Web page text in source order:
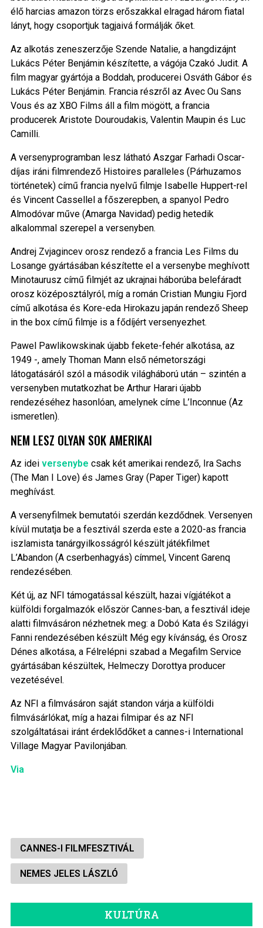
élő harcias amazon törzs erőszakkal elragad három fiatal
lányt, hogy csoportjuk tagjaivá formálják őket.
Az alkotás zeneszerzője Szende Natalie, a hangdizájnt
Lukács Péter Benjámin készítette, a vágója Czakó Judit. A
film magyar gyártója a Boddah, producerei Osváth Gábor és
Lukács Péter Benjámin. Francia részről az Avec Ou Sans
Vous és az XBO Films áll a film mögött, a francia
producerek Aristote Douroudakis, Valentin Maupin és Luc
Camilli.
A versenyprogramban lesz látható Aszgar Farhadi Oscar-
díjas iráni filmrendező Histoires paralleles (Párhuzamos
történetek) című francia nyelvű filmje Isabelle Huppert-rel
és Vincent Cassellel a főszerepben, a spanyol Pedro
Almodóvar műve (Amarga Navidad) pedig hetedik
alkalommal szerepel a versenyben.
Andrej Zvjagincev orosz rendező a francia Les Films du
Losange gyártásában készítette el a versenybe meghívott
Minotaurusz című filmjét az ukrajnai háborúba belefáradt
orosz középosztályról, míg a román Cristian Mungiu Fjord
című alkotása és Kore-eda Hirokazu japán rendező Sheep
in the box című filmje is a fődíjért versenyezhet.
Pawel Pawlikowskinak újabb fekete-fehér alkotása, az
1949 -, amely Thoman Mann első németországi
látogatásáról szól a második világháború után – szintén a
versenyben mutatkozhat be Arthur Harari újabb
rendezéséhez hasonlóan, amelynek címe L’Inconnue (Az
ismeretlen).
NEM LESZ OLYAN SOK AMERIKAI
Az idei versenybe csak két amerikai rendező, Ira Sachs
(The Man I Love) és James Gray (Paper Tiger) kapott
meghívást.
A versenyfilmek bemutatói szerdán kezdődnek. Versenyen
kívül mutatja be a fesztivál szerda este a 2020-as francia
iszlamista tanárgyilkosságról készült játékfilmet
L’Abandon (A cserbenhagyás) címmel, Vincent Garenq
rendezésében.
Két új, az NFI támogatással készült, hazai vígjátékot a
külföldi forgalmazók először Cannes-ban, a fesztivál ideje
alatti filmvásáron nézhetnek meg: a Dobó Kata és Szilágyi
Fanni rendezésében készült Még egy kívánság, és Orosz
Dénes alkotása, a Félrelépni szabad a Megafilm Service
gyártásában készültek, Helmeczy Dorottya producer
vezetésével.
Az NFI a filmvásáron saját standon várja a külföldi
filmvásárlókat, míg a hazai filmipar és az NFI
szolgáltatásai iránt érdeklődőket a cannes-i International
Village Magyar Pavilonjában.
Via
CANNES-I FILMFESZTIVÁL
NEMES JELES LÁSZLÓ
KULTÚRA